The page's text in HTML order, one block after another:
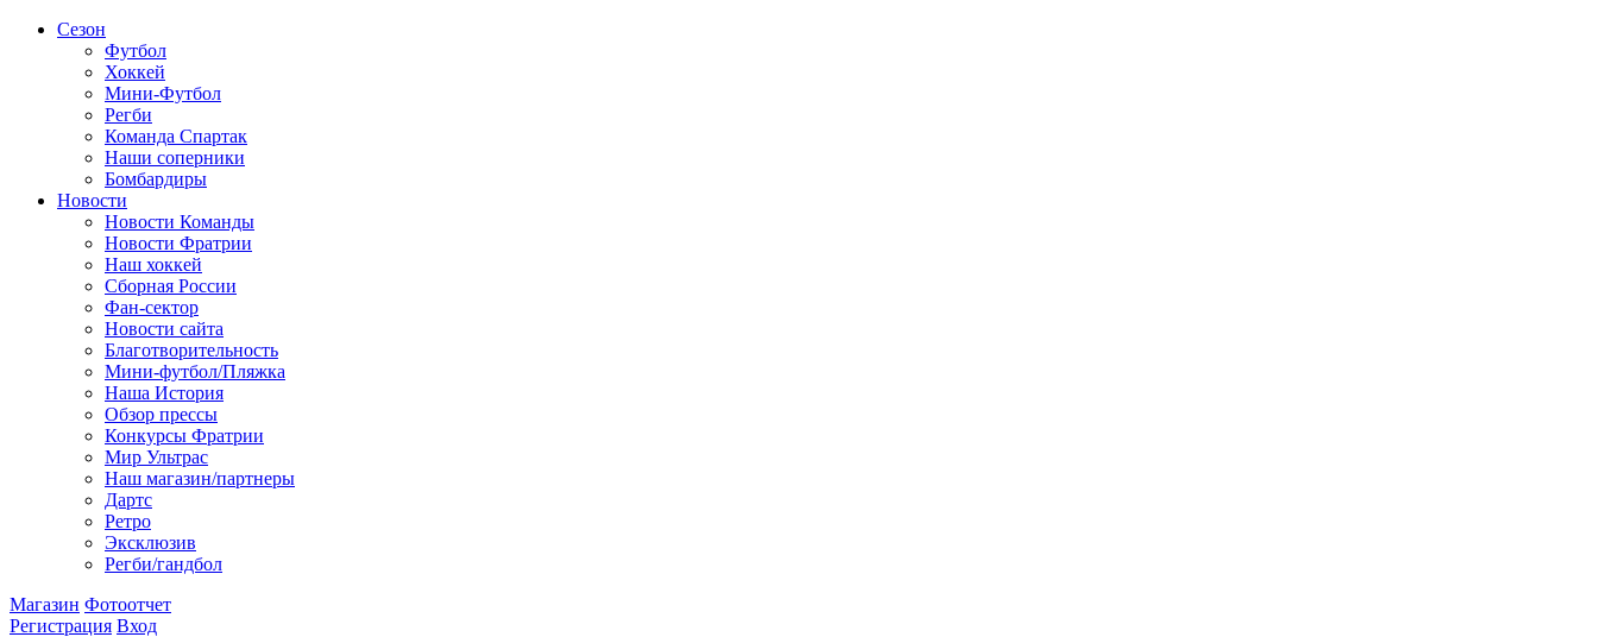
Сезон
Футбол
Хоккей
Мини-Футбол
Регби
Команда Спартак
Наши соперники
Бомбардиры
Новости
Новости Команды
Новости Фратрии
Наш хоккей
Сборная России
Фан-cектор
Новости сайта
Благотворительность
Мини-футбол/Пляжка
Наша История
Обзор прессы
Конкурсы Фратрии
Мир Ультрас
Наш магазин/партнеры
Дартс
Ретро
Эксклюзив
Регби/гандбол
Магазин Фотоотчет
Регистрация Вход